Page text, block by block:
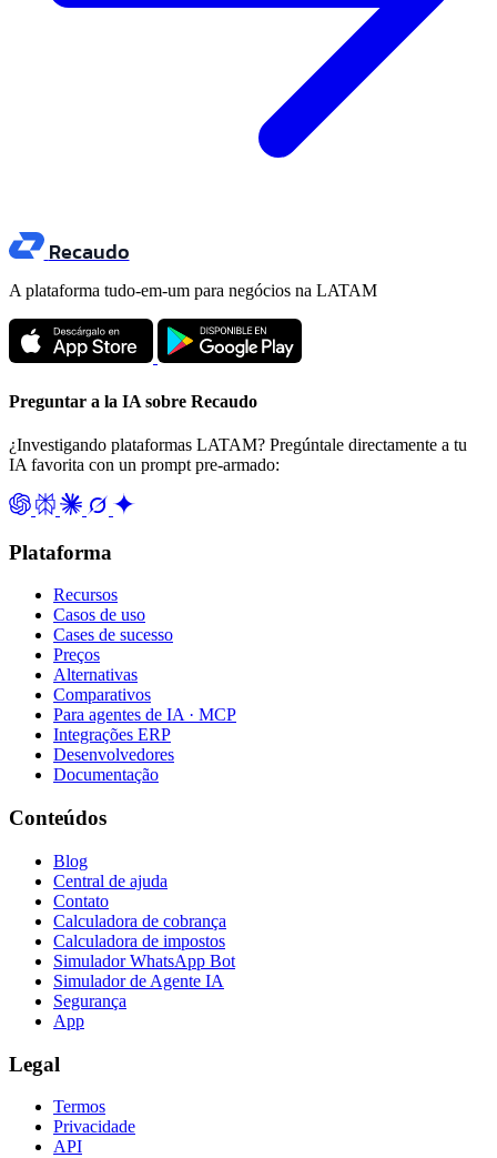
Recaudo
A plataforma tudo-em-um para negócios na LATAM
Preguntar a la IA sobre Recaudo
¿Investigando plataformas LATAM? Pregúntale directamente a tu
IA favorita con un prompt pre-armado:
Plataforma
Recursos
Casos de uso
Cases de sucesso
Preços
Alternativas
Comparativos
Para agentes de IA · MCP
Integrações ERP
Desenvolvedores
Documentação
Conteúdos
Blog
Central de ajuda
Contato
Calculadora de cobrança
Calculadora de impostos
Simulador WhatsApp Bot
Simulador de Agente IA
Segurança
App
Legal
Termos
Privacidade
API